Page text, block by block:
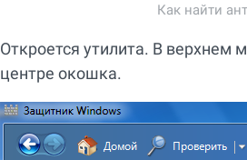
Как найти
Откроется утилита. В
центре окошка.